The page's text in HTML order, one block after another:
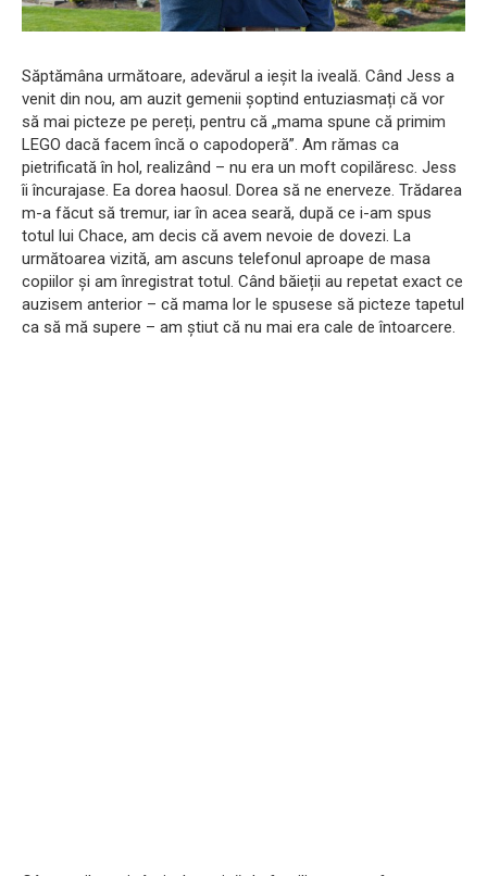
Săptămâna următoare, adevărul a ieșit la iveală. Când Jess a
venit din nou, am auzit gemenii șoptind entuziasmați că vor
să mai picteze pe pereți, pentru că „mama spune că primim
LEGO dacă facem încă o capodoperă”. Am rămas ca
pietrificată în hol, realizând – nu era un moft copilăresc. Jess
îi încurajase. Ea dorea haosul. Dorea să ne enerveze. Trădarea
m-a făcut să tremur, iar în acea seară, după ce i-am spus
totul lui Chace, am decis că avem nevoie de dovezi. La
următoarea vizită, am ascuns telefonul aproape de masa
copiilor și am înregistrat totul. Când băieții au repetat exact ce
auzisem anterior – că mama lor le spusese să picteze tapetul
ca să mă supere – am știut că nu mai era cale de întoarcere.